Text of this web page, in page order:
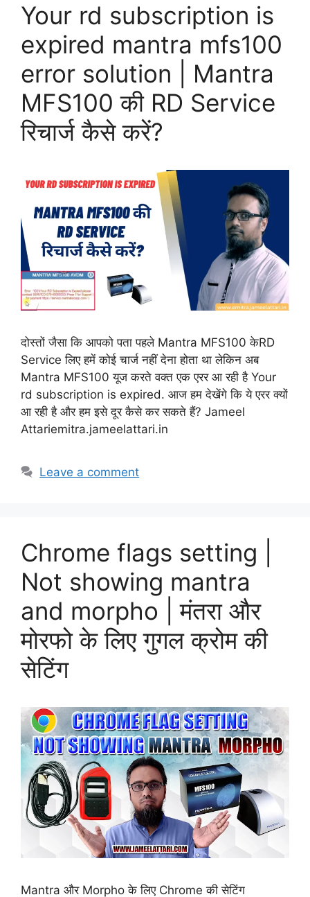
Your rd subscription is
expired mantra mfs100
error solution | Mantra
MFS100 की RD Service
रिचार्ज कैसे करें?
दोस्तों जैसा कि आपको पता पहले Mantra MFS100 केRD
Service लिए हमें कोई चार्ज नहीं देना होता था लेकिन अब
Mantra MFS100 यूज करते वक्त एक एरर आ रही है Your
rd subscription is expired. आज हम देखेंगे कि ये एरर क्यों
आ रही है और हम इसे दूर कैसे कर सकते हैं? Jameel
Attariemitra.jameelattari.in
Leave a comment
Chrome flags setting |
Not showing mantra
and morpho | मंतरा और
मोरफो के लिए गुगल क्रोम की
सेटिंग
Mantra और Morpho के लिए Chrome की सेटिंग